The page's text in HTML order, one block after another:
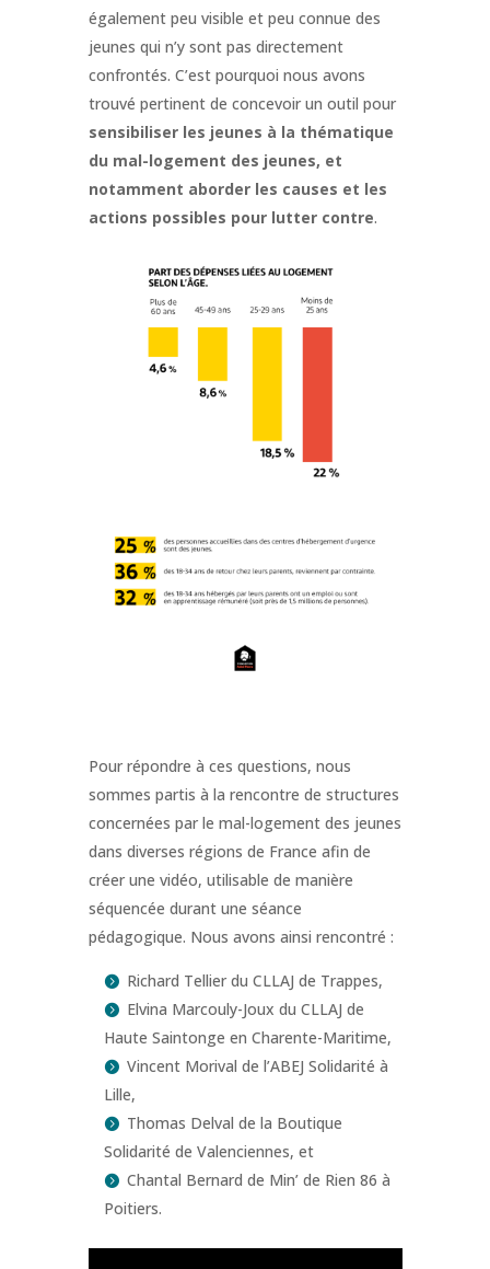
également peu visible et peu connue des
jeunes qui n’y sont pas directement
confrontés. C’est pourquoi nous avons
trouvé pertinent de concevoir un outil pour
sensibiliser les jeunes à la thématique
du mal-logement des jeunes, et
notamment aborder les causes et les
actions possibles pour lutter contre.
Pour répondre à ces questions, nous
sommes partis à la rencontre de structures
concernées par le mal-logement des jeunes
dans diverses régions de France afin de
créer une vidéo, utilisable de manière
séquencée durant une séance
pédagogique. Nous avons ainsi rencontré :
Richard Tellier du CLLAJ de Trappes,
Elvina Marcouly-Joux du CLLAJ de
Haute Saintonge en Charente-Maritime,
Vincent Morival de l’ABEJ Solidarité à
Lille,
Thomas Delval de la Boutique
Solidarité de Valenciennes, et
Chantal Bernard de Min’ de Rien 86 à
Poitiers.